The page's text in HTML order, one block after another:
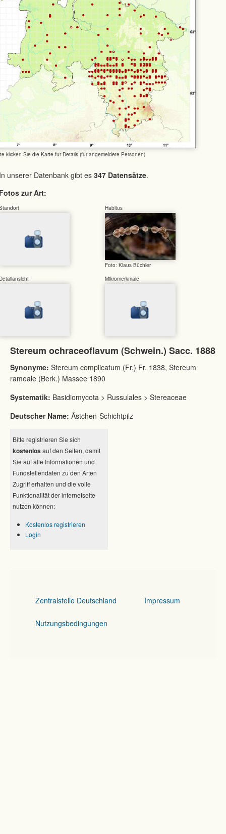
klicken Sie die Karte für Details (für angemeldete Personen)
unserer Datenbank gibt es 347 Datensätze.
zur Art:
Habitus
Foto: Klaus Büchler
Mikromerkmale
Stereum ochraceoflavum (Schwein.) Sacc. 1888
Synonyme: Stereum complicatum (Fr.) Fr. 1838, Stereum
rameale (Berk.) Massee 1890
Systematik: Basidiomycota > Russulales > Stereaceae
Deutscher Name: Ästchen-Schichtpilz
Bitte registrieren Sie sich
kostenlos auf den Seiten, damit
Sie auf alle Informationen und
Fundstellendaten zu den Arten
Zugriff erhalten und die volle
Funktionalität der internetseite
nutzen können:
Kostenlos registrieren
Login
Zentralstelle Deutschland Impressum
Nutzungsbedingungen